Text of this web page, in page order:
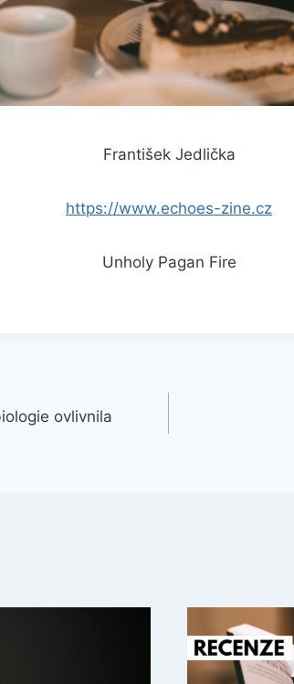
František Jedlička
https://www.echoes-zine.cz
Unholy Pagan Fire
ovlivnila